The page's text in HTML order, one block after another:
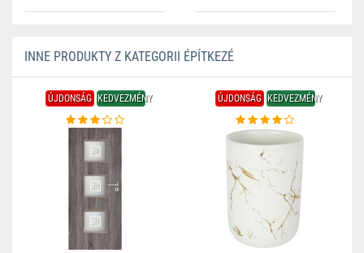
INNE PRODUKTY Z KATEGORII ÉPÍTKEZÉ
ÚJDONSÁG KEDVEZMÉNY ÚJDONSÁG KEDVEZMÉNY